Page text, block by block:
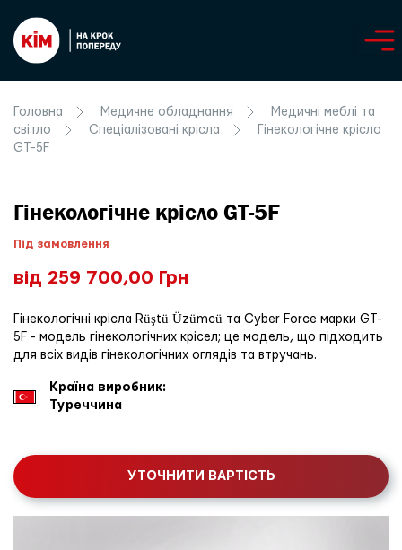
Головна Медичне обладнання
Медичні меблі та
світло
Спеціалізовані крісла
Гінекологічне крісло
GT-5F
Гінекологічне крісло GT-5F
Під замовлення
від 259 700,00 Грн
Гінекологічні крісла Rüştü Üzümcü та Cyber Force марки GT-
5F - модель гінекологічних крісел; це модель, що підходить
для всіх видів гінекологічних оглядів та втручань.
Країна виробник:
Туреччина
УТОЧНИТИ ВАРТІСТЬ